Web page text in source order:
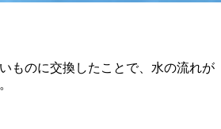
ものに交換したことで、水の流れが